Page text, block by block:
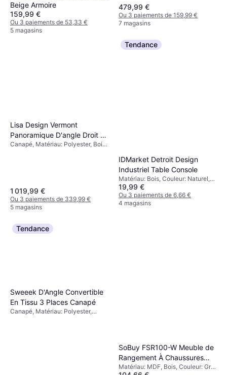
Beige Armoire
159,99 €
Ou 3 paiements de 53,33 €
5 magasins
479,99 €
Ou 3 paiements de 159,99 €
7 magasins
Lisa Design Vermont
Panoramique D'angle Droit 7
Places XXL Canapé
Canapé, Matériau: Polyester, Bois,
1 019,99 €
Ou 3 paiements de 339,99 €
5 magasins
Tendance
IDMarket Detroit Design
Industriel Table Console
Matériau: Bois, Couleur: Naturel,
Marron
19,99 €
Ou 3 paiements de 6,66 €
4 magasins
Tendance
Sweeek D'Angle Convertible
En Tissu 3 Places Canapé
Canapé, Matériau: Polyester,
SoBuy FSR100-W Meuble de
Rangement À Chaussures
Range-chaussures
Matériau: MDF, Bois, Couleur: Gris,